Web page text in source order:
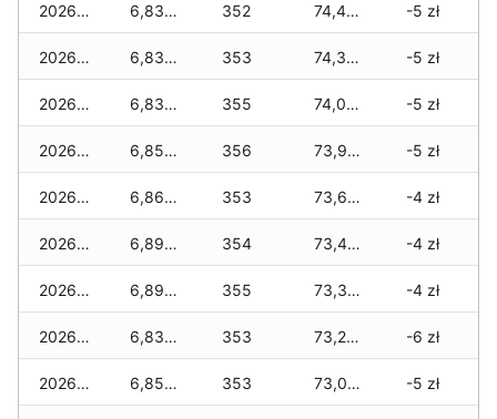
2026-07-12 6,830 zł 352 74,450 zł -5 zł
2026-07-11 6,830 zł 353 74,330 zł -5 zł
2026-07-10 6,830 zł 355 74,010 zł -5 zł
2026-07-09 6,850 zł 356 73,910 zł -5 zł
2026-07-08 6,860 zł 353 73,610 zł -4 zł
2026-07-07 6,890 zł 354 73,450 zł -4 zł
2026-07-06 6,890 zł 355 73,390 zł -4 zł
2026-07-05 6,830 zł 353 73,250 zł -6 zł
2026-07-04 6,850 zł 353 73,090 zł -5 zł